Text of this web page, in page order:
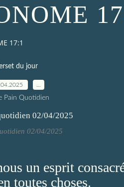
17:1
du jour
Pain Quotidien
02/04/2025
un esprit
toutes choses.